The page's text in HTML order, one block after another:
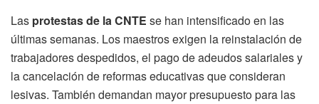
Las protestas de la CNTE se han intensificado en las
últimas semanas. Los maestros exigen la reinstalación de
trabajadores despedidos, el pago de adeudos salariales y
la cancelación de reformas educativas que consideran
lesivas. También demandan mayor presupuesto para las